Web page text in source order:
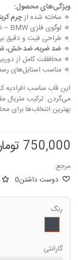
ویژگی‌های محصول:
🔹 ساخته شده ازچرم
🔹 لوگوی فلزی BMW – ظریف، مقاوم و جذاب
🔹 طراحی فیت و دقیق برای
🔹 ضد ضربه، ضد خش،
🔹 محافظت کامل از
🔹 مناسب استایل‌های
این قاب مناسب افرادیه
می‌گردن. ترکیب متریال
بهترین انتخاب‌ها برای محافظت از
750,000 تومان
مرجع:
دوست داشتن0
رنگ
گارانتی